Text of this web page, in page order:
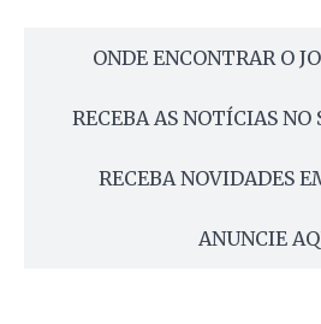
ONDE ENCONTRAR O
RECEBA AS NOTÍCIAS NO
RECEBA NOVIDADES
ANUNCIE